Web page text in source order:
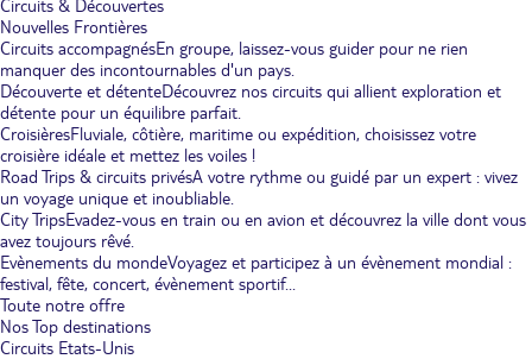
Circuits & Découvertes
Nouvelles Frontières
Circuits accompagnésEn groupe, laissez-vous guider pour ne rien
manquer des incontournables d'un pays.
Découverte et détenteDécouvrez nos circuits qui allient exploration et
détente pour un équilibre parfait.
CroisièresFluviale, côtière, maritime ou expédition, choisissez votre
croisière idéale et mettez les voiles !
Road Trips & circuits privésA votre rythme ou guidé par un expert : vivez
un voyage unique et inoubliable.
City TripsEvadez-vous en train ou en avion et découvrez la ville dont vous
avez toujours rêvé.
Evènements du mondeVoyagez et participez à un évènement mondial :
festival, fête, concert, évènement sportif...
Toute notre offre
Nos Top destinations
Circuits Etats-Unis